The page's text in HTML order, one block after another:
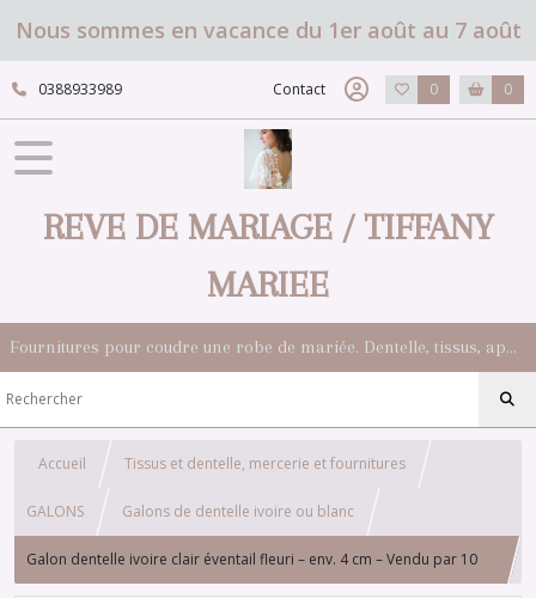
Nous sommes en vacance du 1er août au 7 août
0388933989 Contact 0 0
REVE DE MARIAGE / TIFFANY
MARIEE
Fournitures pour coudre une robe de mariée. Dentelle, tissus, appliqués, galons, boutons. Robes et accessoires pour la mariée.
Accueil Tissus et dentelle, mercerie et fournitures
GALONS Galons de dentelle ivoire ou blanc
Galon dentelle ivoire clair éventail fleuri – env. 4 cm – Vendu par 10